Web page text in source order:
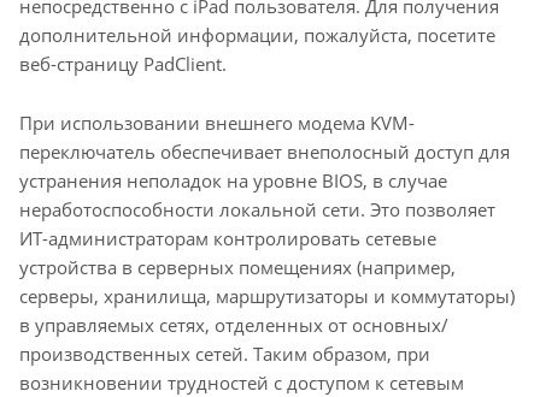
непосредственно с iPad пользователя. Для получения
дополнительной информации, пожалуйста, посетите
веб-страницу PadClient.
При использовании внешнего модема KVM-
переключатель обеспечивает внеполосный доступ для
устранения неполадок на уровне BIOS, в случае
неработоспособности локальной сети. Это позволяет
ИТ-администраторам контролировать сетевые
устройства в серверных помещениях (например,
серверы, хранилища, маршрутизаторы и коммутаторы)
в управляемых сетях, отделенных от основных/
производственных сетей. Таким образом, при
возникновении трудностей с доступом к сетевым